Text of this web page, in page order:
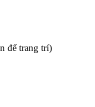
để trang trí)